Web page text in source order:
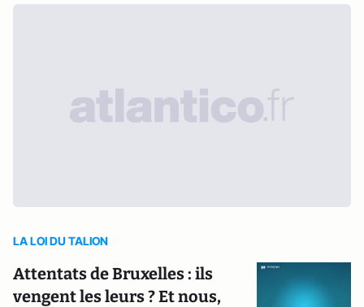
LA LOI DU TALION
Attentats de Bruxelles : ils
vengent les leurs ? Et nous,